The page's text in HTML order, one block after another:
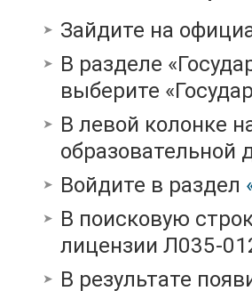
Зайдите на
В разделе
выберите
В левой колонке
образовательной
Войдите в раздел
В поисковую
лицензии Л035-
В результате